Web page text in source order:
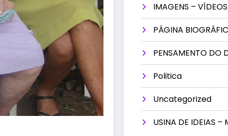
IMAGENS –
PÁGINA
PENSAMENTO DO
Politica
Uncategorized
USINA DE IDEIAS –